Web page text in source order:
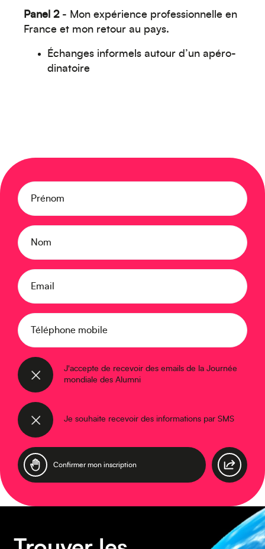
Panel 2- Mon expérience professionnelle en
France et mon retour au pays.
Échanges informels autour d’un apéro-
dinatoire
Prénom
Nom
Email
Téléphone mobile
J'accepte de recevoir des emails de la Journée
mondiale des Alumni
Je souhaite recevoir des informations par SMS
Europe
Moyen-Orient
Océanie
Créez votre événement